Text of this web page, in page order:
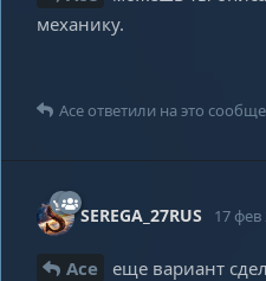
механику.
Ace ответили на это
SEREGA_27RUS 17 фев
Ace
еще вариант